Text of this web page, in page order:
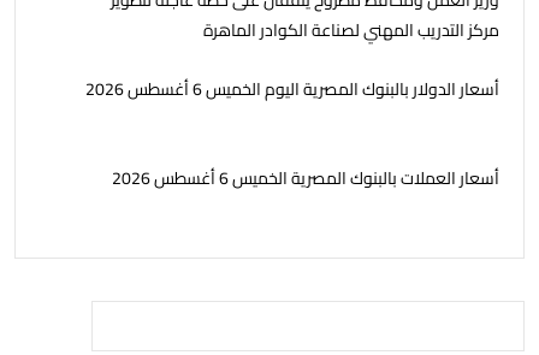
مركز التدريب المهني لصناعة الكوادر الماهرة
أسعار الدولار بالبنوك المصرية اليوم الخميس 6 أغسطس 2026
أسعار العملات بالبنوك المصرية الخميس 6 أغسطس 2026